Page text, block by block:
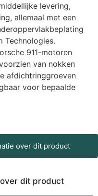
levering,
allemaal met een
Technologies.
911-motoren
van nokken
afdichtringgroeven
voor bepaalde
over dit product
dit product